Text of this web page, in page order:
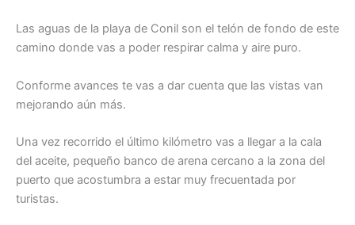
Las aguas de la playa de Conil son el telón de fondo de este
camino donde vas a poder respirar calma y aire puro.
Conforme avances te vas a dar cuenta que las vistas van
mejorando aún más.
Una vez recorrido el último kilómetro vas a llegar a la cala
del aceite, pequeño banco de arena cercano a la zona del
puerto que acostumbra a estar muy frecuentada por
turistas.